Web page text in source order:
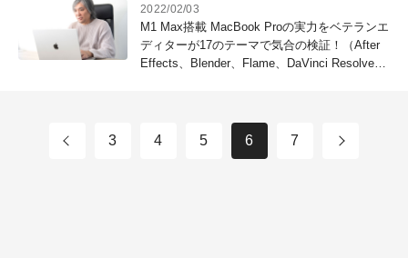
2022/02/03
M1 Max搭載 MacBook Proの実力をベテランエ
ディターが17のテーマで気合の検証！（After
Effects、Blender、Flame、DaVinci Resolve
3 4 5 6 7